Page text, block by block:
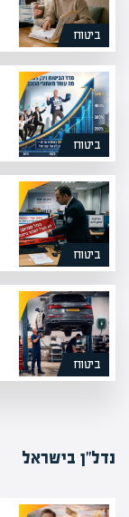
ביטוח
ביטוח
ביטוח
ביטוח
נדל”ן בישראל